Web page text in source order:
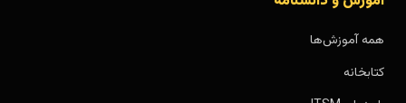
همه آموزش‌ها
کتابخانه